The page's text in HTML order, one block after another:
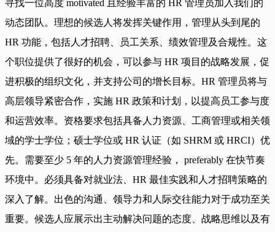
寻找一位高度 motivated 且经验丰富的 HR 管理员加入我们的
动态团队。理想的候选人将发挥关键作用，管理从头到尾的
HR 功能，包括人才招聘、员工关系、绩效管理及合规性。这
个职位提供了很好的机会，可以参与 HR 项目的战略发展，促
进积极的组织文化，并支持公司的增长目标。HR 管理员将与
高层领导紧密合作，实施 HR 政策和计划，以提高员工参与度
和运营效率。资格要求包括具备人力资源、工商管理或相关领
域的学士学位；硕士学位或 HR 认证（如 SHRM 或 HRCI）优
先。需要至少 5 年的人力资源管理经验， preferably 在快节奏
环境中。必须具备对就业法、HR 最佳实践和人才招聘策略的
深入了解。出色的沟通、领导力和人际交往能力对于成功至关
重要。候选人应展示出主动解决问题的态度、战略思维以及有